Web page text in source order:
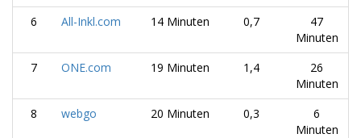
6
All-Inkl.com 14 Minuten 0,7
47
Minuten
7
ONE.com 19 Minuten 1,4
26
Minuten
8
webgo 20 Minuten 0,3
6
Minuten